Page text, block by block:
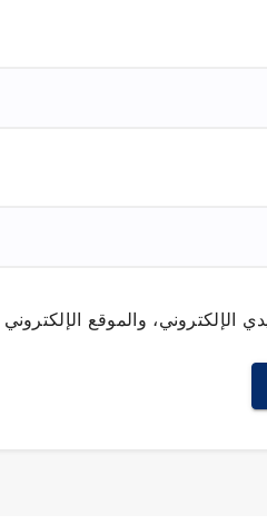
الإلكتروني، والموقع